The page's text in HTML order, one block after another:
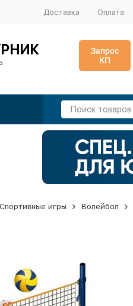
Доставка Оплата
Запрос
КП
Спортивные игры Волейбол